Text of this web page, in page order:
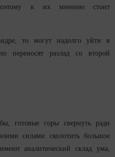
поэтому к их мнению стоит
то могут надолго уйти в
переносят разлад со второй
готовые горы свернуть ради
силами сколотить большое
аналитический склад ума,